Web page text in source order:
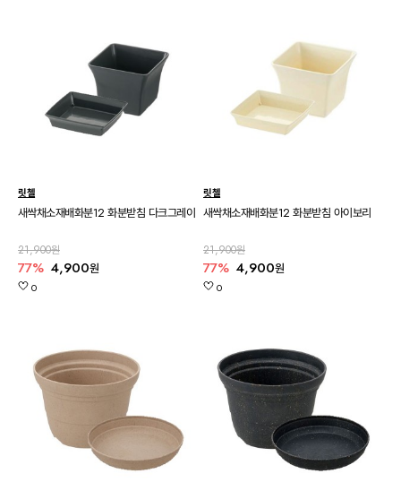
릿첼
새싹채소재배화분12 화분받침 다크그레이
21,900원
77% 4,900원
0
릿첼
새싹채소재배화분12 화분받침 아이보리
21,900원
77% 4,900원
0